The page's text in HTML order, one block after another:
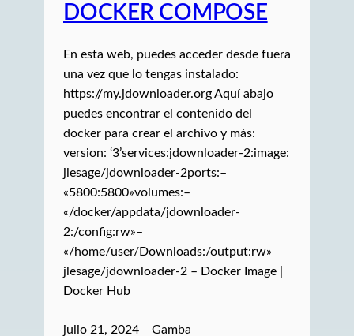
DOCKER COMPOSE
En esta web, puedes acceder desde fuera
una vez que lo tengas instalado:
https://my.jdownloader.org Aquí abajo
puedes encontrar el contenido del
docker para crear el archivo y más:
version: ‘3’services:jdownloader-2:image:
jlesage/jdownloader-2ports:–
«5800:5800»volumes:–
«/docker/appdata/jdownloader-
2:/config:rw»–
«/home/user/Downloads:/output:rw»
jlesage/jdownloader-2 – Docker Image |
Docker Hub
julio 21, 2024 Gamba